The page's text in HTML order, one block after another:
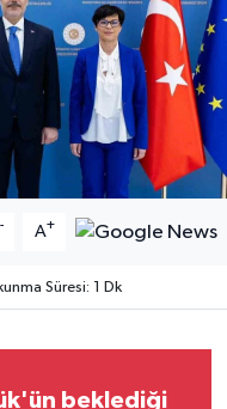
- A+
Süresi: 1 Dk
beklediği